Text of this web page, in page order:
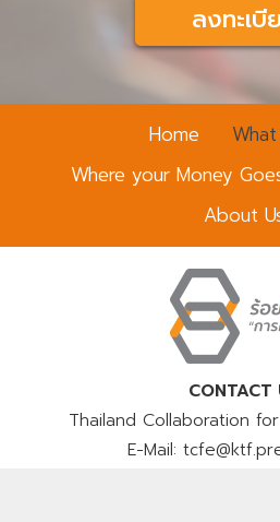
ร
Home
Where your Money
About
CONTACT
Thailand Collaboration
E-Mail: